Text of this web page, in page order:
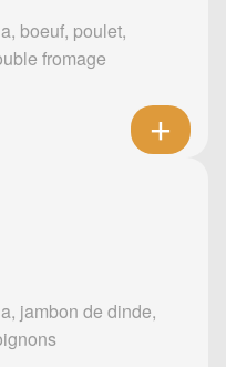
boeuf, poulet,
fromage
jambon de dinde,